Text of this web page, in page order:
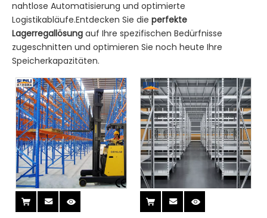
nahtlose Automatisierung und optimierte
Logistikabläufe.Entdecken Sie die perfekte
Lagerregallösung auf Ihre spezifischen Bedürfnisse
zugeschnitten und optimieren Sie noch heute Ihre
Speicherkapazitäten.